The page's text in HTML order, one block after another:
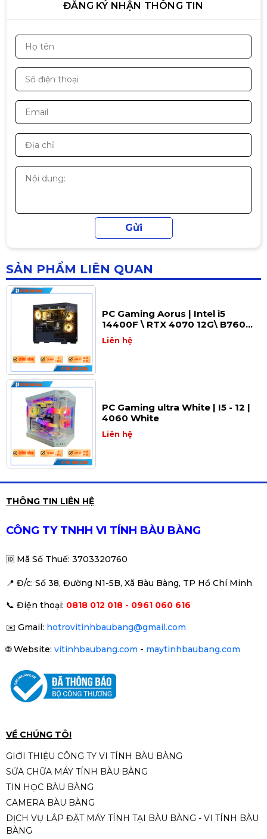
ĐĂNG KÝ NHẬN THÔNG TIN
SẢN PHẨM LIÊN QUAN
PC Gaming Aorus | Intel i5
Liên hệ
PC Gaming ultra White | I5 - 12 |
4060 White
PC Gaming Full White | Intel i5
12400F \ RTX 3060 12G\ B760M\
RAM 16GB\ SSD 512GB
Liên hệ
PC Gaming Aorus | Intel i5
14400F \ RTX 4070 12G\ B760M
WIFI\ RAM 32GB\ SSD 500GB
Liên hệ
PC Gaming ultra White | I5 - 12 |
4060 White
Liên hệ
RAM 16GB\ SSD 512GB
Liên hệ
14400F \ RTX 4070 12G\ B760M
THÔNG TIN LIÊN HỆ
CÔNG TY TNHH VI TÍNH BÀU BÀNG
🆔 Mã Số Thuế: 3703320760
📍 Đ/c: Số 38, Đường N1-5B, Xã Bàu Bàng, TP Hồ Chí Minh
📞 Điện thoại: 0818 012 018 - 0961 060 616
✉️ Gmail: hotrovitinhbaubang@gmail.com
🌐Website: vitinhbaubang.com - maytinhbaubang.com
VỀ CHÚNG TÔI
GIỚI THIỆU CÔNG TY VI TÍNH BÀU BÀNG
SỬA CHỮA MÁY TÍNH BÀU BÀNG
TIN HỌC BÀU BÀNG
CAMERA BÀU BÀNG
DỊCH VỤ LẮP ĐẶT MÁY TÍNH TẠI BÀU BÀNG - VI TÍNH BÀU
BÀNG